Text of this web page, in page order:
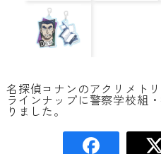
名探偵コナンのアクリメトリ
ラインナップに警察学校組
りました。